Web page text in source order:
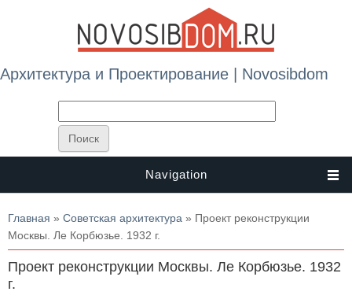
Архитектура и Проектирование | Novosibdom
Navigation
Вы здесь
Главная » Советская архитектура » Проект реконструкции
Москвы. Ле Корбюзье. 1932 г.
Проект реконструкции Москвы. Ле Корбюзье. 1932
г.